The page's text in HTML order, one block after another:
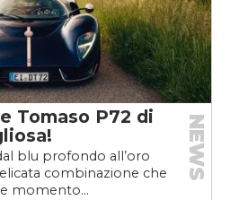
Tomaso P72 di
blu profondo all’oro
combinazione che
momento...
NEWS